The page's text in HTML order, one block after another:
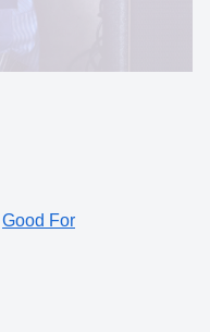
Good For